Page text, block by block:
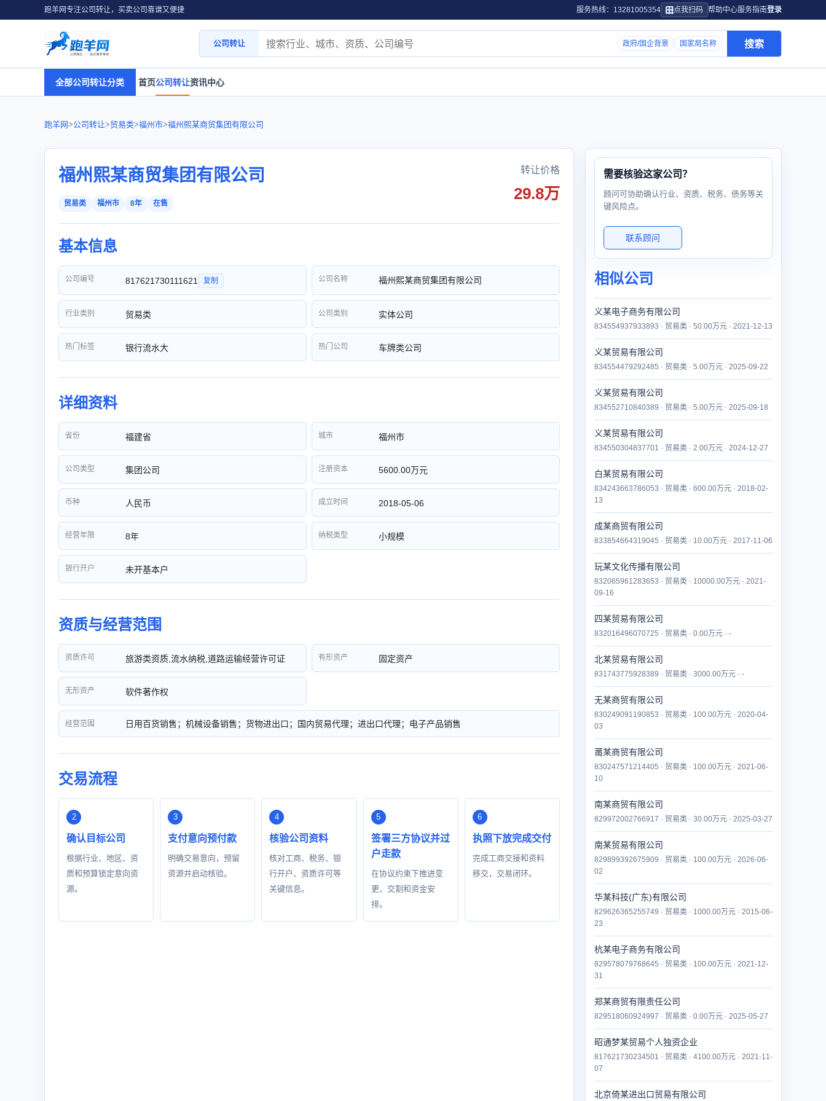
跑羊网专注公司转让，买卖公司靠谱又便捷 服务热线：13281005354 点我扫码 帮助中心服务指南登录
公司转让 政府/国企背景 国家局名称 搜索
全部公司转让分类 首页公司转让资讯中心
跑羊网>公司转让>贸易类>福州市>福州熙某商贸集团有限公司
福州熙某商贸集团有限公司
贸易类 福州市 8年 在售
转让价格
29.8万
基本信息
公司编号 817621730111621 复制 公司名称 福州熙某商贸集团有限公司
行业类别 贸易类 公司类别 实体公司
热门标签 银行流水大 热门公司 车牌类公司
详细资料
省份 福建省 城市 福州市
公司类型 集团公司 注册资本 5600.00万元
币种 人民币 成立时间 2018-05-06
经营年限 8年 纳税类型 小规模
银行开户 未开基本户
资质与经营范围
资质许可 旅游类资质,流水纳税,道路运输经营许可证 有形资产 固定资产
无形资产 软件著作权
经营范围 日用百货销售；机械设备销售；货物进出口；国内贸易代理；进出口代理；电子产品销售
交易流程
确认目标公司
根据行业、地区、资
质和预算锁定意向资
源。
支付意向预付款
明确交易意向，预留
资源并启动核验。
核验公司资料
核对工商、税务、银
行开户、资质许可等
关键信息。
签署三方协议并过
户走款
在协议约束下推进变
更、交割和资金安
排。
执照下放完成交付
完成工商交接和资料
移交，交易闭环。
需要核验这家公司？
顾问可协助确认行业、资质、税务、债务等关
键风险点。
联系顾问
相似公司
义某电子商务有限公司
834554937933893 · 贸易类 · 50.00万元 · 2021-12-13
义某贸易有限公司
834554479292485 · 贸易类 · 5.00万元 · 2025-09-22
义某贸易有限公司
834552710840389 · 贸易类 · 5.00万元 · 2025-09-18
义某贸易有限公司
834550304837701 · 贸易类 · 2.00万元 · 2024-12-27
白某贸易有限公司
834243663786053 · 贸易类 · 600.00万元 · 2018-02-
13
成某商贸有限公司
833854664319045 · 贸易类 · 10.00万元 · 2017-11-06
玩某文化传播有限公司
832065961283653 · 贸易类 · 10000.00万元 · 2021-
09-16
四某贸易有限公司
832016496070725 · 贸易类 · 0.00万元 · -
北某贸易有限公司
831743775928389 · 贸易类 · 3000.00万元 · -
无某商贸有限公司
830249091190853 · 贸易类 · 100.00万元 · 2020-04-
03
莆某商贸有限公司
830247571214405 · 贸易类 · 100.00万元 · 2021-06-
10
南某商贸有限公司
829972002766917 · 贸易类 · 30.00万元 · 2025-03-27
南某贸易有限公司
829899392675909 · 贸易类 · 100.00万元 · 2026-06-
02
华某科技(广东)有限公司
829626365255749 · 贸易类 · 1000.00万元 · 2015-06-
23
杭某电子商务有限公司
829578079768645 · 贸易类 · 100.00万元 · 2021-12-
31
郑某商贸有限责任公司
829518060924997 · 贸易类 · 0.00万元 · 2025-05-27
昭通梦某贸易个人独资企业
817621730234501 · 贸易类 · 4100.00万元 · 2021-11-
07
北京倚某进出口贸易有限公司